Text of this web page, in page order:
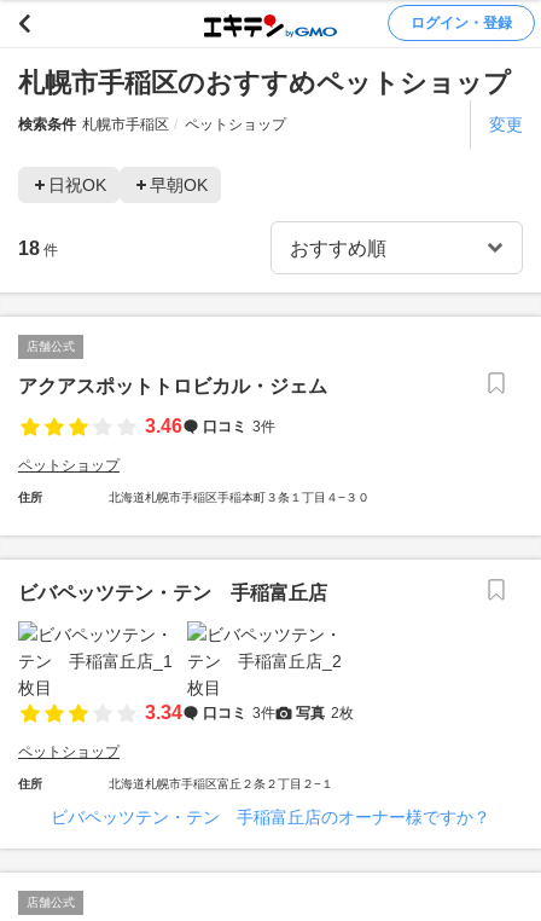
ログイン・登録
札幌市手稲区のおすすめペットショップ
検索条件 札幌市手稲区 ペットショップ 変更
日祝OK 早朝OK
18 件
店舗公式
アクアスポットトロビカル・ジェム
3.46
口コミ 3件
ペットショップ
住所 北海道札幌市手稲区手稲本町３条１丁目４−３０
ビバペッツテン・テン 手稲富丘店
3.34 口コミ 3件 写真 2枚
ペットショップ
住所 北海道札幌市手稲区富丘２条２丁目２−１
ビバペッツテン・テン 手稲富丘店のオーナー様ですか？
店舗公式